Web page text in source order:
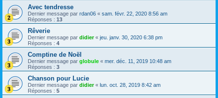
Avec tendresse
Dernier message par rdan06 « sam. févr. 22, 2020 8:56 am
Réponses : 13
Rêverie
Dernier message par didier« jeu. janv. 30, 2020 6:38 pm
Réponses : 4
Comptine de Noël
Dernier message par globule « mer. déc. 11, 2019 10:48 am
Réponses : 3
Chanson pour Lucie
Dernier message par didier« lun. oct. 28, 2019 8:42 am
Réponses : 5